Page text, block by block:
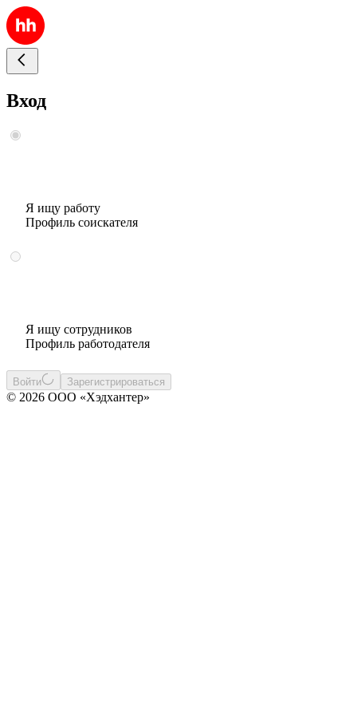
Вход
Я ищу работу
Профиль соискателя
Я ищу сотрудников
Профиль работодателя
Войти Зарегистрироваться
© 2026 ООО «Хэдхантер»